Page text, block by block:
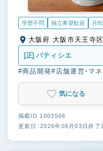
学歴不問 独立希望歓迎 月8
[正] パティシエ
#商品開発#店舗運営・マ
気になる
掲載ID 1003566
更新日：2026年08月03日終了